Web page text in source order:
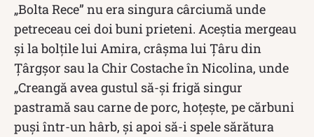
„Bolta Rece” nu era singura cârciumă unde
petreceau cei doi buni prieteni. Aceștia mergeau
și la bolţile lui Amira, crâşma lui Ţâru din
Ţârgşor sau la Chir Costache în Nicolina, unde
„Creangă avea gustul să-şi frigă singur
pastramă sau carne de porc, hoţeşte, pe cărbuni
puşi într-un hârb, şi apoi să-i spele sărătura